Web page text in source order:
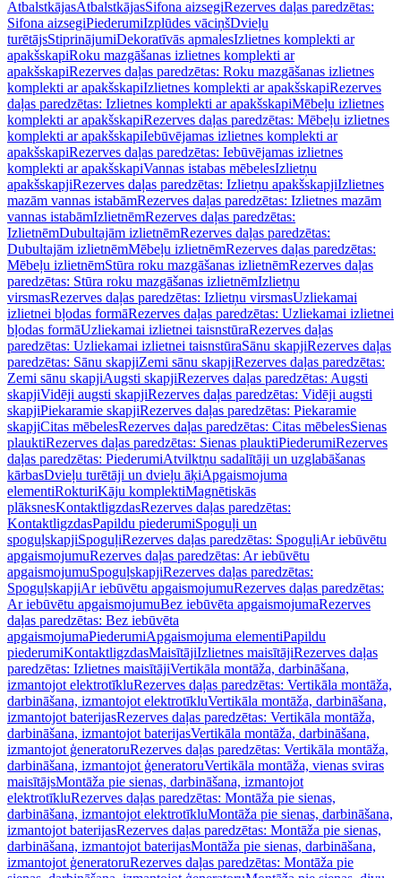
AtbalstkājasAtbalstkājasSifona aizsegiRezerves daļas paredzētas:
Sifona aizsegiPiederumiIzplūdes vāciņšDvieļu
turētājsStiprinājumiDekoratīvās apmalesIzlietnes komplekti ar
apakšskapiRoku mazgāšanas izlietnes komplekti ar
apakšskapiRezerves daļas paredzētas: Roku mazgāšanas izlietnes
komplekti ar apakšskapiIzlietnes komplekti ar apakšskapiRezerves
daļas paredzētas: Izlietnes komplekti ar apakšskapiMēbeļu izlietnes
komplekti ar apakšskapiRezerves daļas paredzētas: Mēbeļu izlietnes
komplekti ar apakšskapiIebūvējamas izlietnes komplekti ar
apakšskapiRezerves daļas paredzētas: Iebūvējamas izlietnes
komplekti ar apakšskapiVannas istabas mēbelesIzlietņu
apakšskapjiRezerves daļas paredzētas: Izlietņu apakšskapjiIzlietnes
mazām vannas istabāmRezerves daļas paredzētas: Izlietnes mazām
vannas istabāmIzlietnēmRezerves daļas paredzētas:
IzlietnēmDubultajām izlietnēmRezerves daļas paredzētas:
Dubultajām izlietnēmMēbeļu izlietnēmRezerves daļas paredzētas:
Mēbeļu izlietnēmStūra roku mazgāšanas izlietnēmRezerves daļas
paredzētas: Stūra roku mazgāšanas izlietnēmIzlietņu
virsmasRezerves daļas paredzētas: Izlietņu virsmasUzliekamai
izlietnei bļodas formāRezerves daļas paredzētas: Uzliekamai izlietnei
bļodas formāUzliekamai izlietnei taisnstūraRezerves daļas
paredzētas: Uzliekamai izlietnei taisnstūraSānu skapjiRezerves daļas
paredzētas: Sānu skapjiZemi sānu skapjiRezerves daļas paredzētas:
Zemi sānu skapjiAugsti skapjiRezerves daļas paredzētas: Augsti
skapjiVidēji augsti skapjiRezerves daļas paredzētas: Vidēji augsti
skapjiPiekaramie skapjiRezerves daļas paredzētas: Piekaramie
skapjiCitas mēbelesRezerves daļas paredzētas: Citas mēbelesSienas
plauktiRezerves daļas paredzētas: Sienas plauktiPiederumiRezerves
daļas paredzētas: PiederumiAtvilktņu sadalītāji un uzglabāšanas
kārbasDvieļu turētāji un dvieļu āķiApgaismojuma
elementiRokturiKāju komplektiMagnētiskās
plāksnesKontaktligzdasRezerves daļas paredzētas:
KontaktligzdasPapildu piederumiSpoguļi un
spoguļskapjiSpoguļiRezerves daļas paredzētas: SpoguļiAr iebūvētu
apgaismojumuRezerves daļas paredzētas: Ar iebūvētu
apgaismojumuSpoguļskapjiRezerves daļas paredzētas:
SpoguļskapjiAr iebūvētu apgaismojumuRezerves daļas paredzētas:
Ar iebūvētu apgaismojumuBez iebūvēta apgaismojumaRezerves
daļas paredzētas: Bez iebūvēta
apgaismojumaPiederumiApgaismojuma elementiPapildu
piederumiKontaktligzdasMaisītājiIzlietnes maisītājiRezerves daļas
paredzētas: Izlietnes maisītājiVertikāla montāža, darbināšana,
izmantojot elektrotīkluRezerves daļas paredzētas: Vertikāla montāža,
darbināšana, izmantojot elektrotīkluVertikāla montāža, darbināšana,
izmantojot baterijasRezerves daļas paredzētas: Vertikāla montāža,
darbināšana, izmantojot baterijasVertikāla montāža, darbināšana,
izmantojot ģeneratoruRezerves daļas paredzētas: Vertikāla montāža,
darbināšana, izmantojot ģeneratoruVertikāla montāža, vienas sviras
maisītājsMontāža pie sienas, darbināšana, izmantojot
elektrotīkluRezerves daļas paredzētas: Montāža pie sienas,
darbināšana, izmantojot elektrotīkluMontāža pie sienas, darbināšana,
izmantojot baterijasRezerves daļas paredzētas: Montāža pie sienas,
darbināšana, izmantojot baterijasMontāža pie sienas, darbināšana,
izmantojot ģeneratoruRezerves daļas paredzētas: Montāža pie